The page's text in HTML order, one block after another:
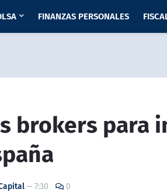
FINANZAS PERSONALES
brokers para
—7:30 0